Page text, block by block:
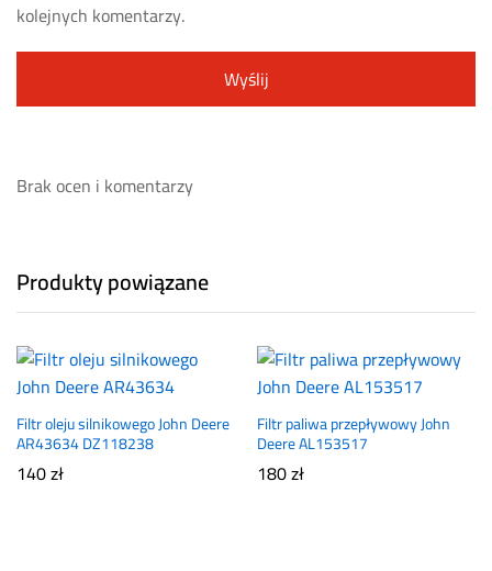
kolejnych komentarzy.
Brak ocen i komentarzy
Produkty powiązane
Filtr oleju silnikowego John Deere
AR43634 DZ118238
140zł
Filtr paliwa przepływowy John
Deere AL153517
180zł